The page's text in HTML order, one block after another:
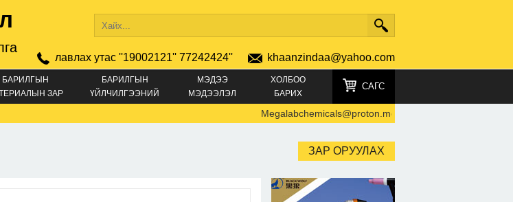
лавлах утас ''19002121'' 77242424'' khaanzindaa@yahoo.com
БАРИЛГЫН
ЗАР
БАРИЛГЫН
ҮЙЛЧИЛГЭЭНИЙ
МЭДЭЭ
МЭДЭЭЛЭЛ
ХОЛБОО
БАРИХ
САГС
Megalabchemicals@proton.me Where to buy GBL online
ЗАР ОРУУЛАХ